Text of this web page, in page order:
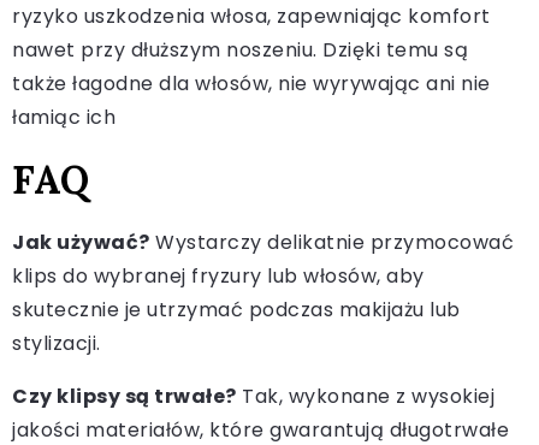
ryzyko uszkodzenia włosa, zapewniając komfort
nawet przy dłuższym noszeniu. Dzięki temu są
także łagodne dla włosów, nie wyrywając ani nie
łamiąc ich
FAQ
Jak używać? Wystarczy delikatnie przymocować
klips do wybranej fryzury lub włosów, aby
skutecznie je utrzymać podczas makijażu lub
stylizacji.
Czy klipsy są trwałe? Tak, wykonane z wysokiej
jakości materiałów, które gwarantują długotrwałe